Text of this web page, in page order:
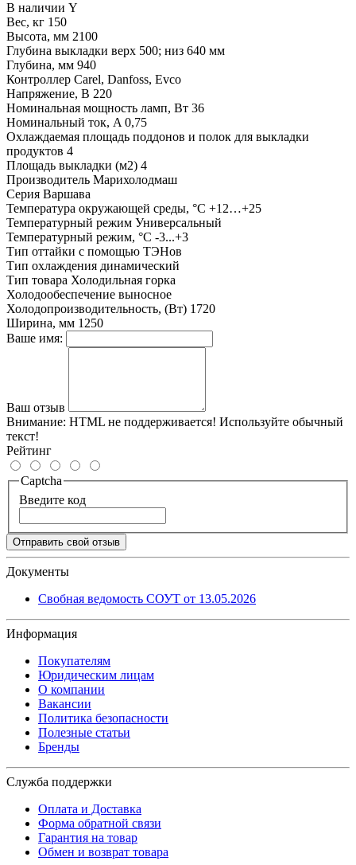
В наличии Y
Вес, кг 150
Высота, мм 2100
Глубина выкладки верх 500; низ 640 мм
Глубина, мм 940
Контроллер Carel, Danfoss, Evco
Напряжение, В 220
Номинальная мощность ламп, Вт 36
Номинальный ток, A 0,75
Охлаждаемая площадь поддонов и полок для выкладки
продуктов 4
Площадь выкладки (м2) 4
Производитель Марихолодмаш
Серия Варшава
Температура окружающей среды, °С +12…+25
Температурный режим Универсальный
Температурный режим, °С -3...+3
Тип оттайки с помощью ТЭНов
Тип охлаждения динамический
Тип товара Холодильная горка
Холодообеспечение выносное
Холодопроизводительность, (Вт) 1720
Ширина, мм 1250
Ваше имя:
Ваш отзыв
Внимание: HTML не поддерживается! Используйте обычный
текст!
Рейтинг
Captcha
Введите код
Отправить свой отзыв
Документы
Свобная ведомость СОУТ от 13.05.2026
Информация
Покупателям
Юридическим лицам
О компании
Вакансии
Политика безопасности
Полезные статьи
Бренды
Служба поддержки
Оплата и Доставка
Форма обратной связи
Гарантия на товар
Обмен и возврат товара